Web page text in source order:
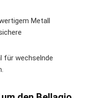
Metall
für wechselnde